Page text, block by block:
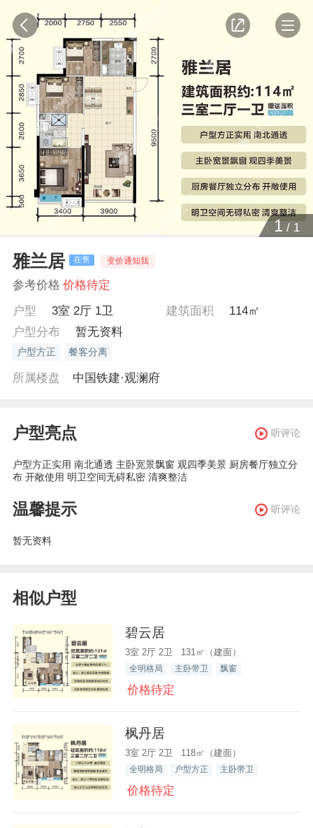
1 / 1
雅兰居 在售 变价通知我
参考价格 价格待定
户型
3室 2厅 1卫 建筑面积
114㎡
户型分布
暂无资料
户型方正 餐客分离
所属楼盘 中国铁建·观澜府
户型亮点 听评论
户型方正实用 南北通透 主卧宽景飘窗 观四季美景 厨房餐厅独立分
布 开敞使用 明卫空间无碍私密 清爽整洁
温馨提示 听评论
暂无资料
相似户型
碧云居
3室 2厅 2卫 131㎡（建面）
全明格局 主卧带卫 飘窗
价格待定
枫丹居
3室 2厅 2卫 118㎡（建面）
全明格局 户型方正 主卧带卫
价格待定